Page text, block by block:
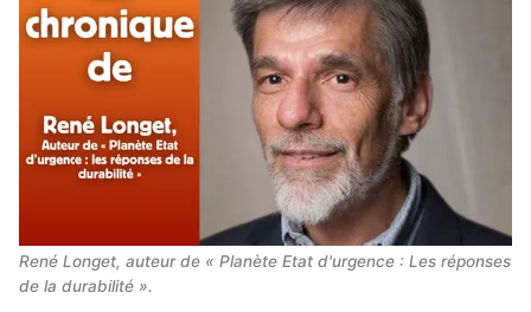
René Longet, auteur de « Planète Etat d'urgence : Les réponses
de la durabilité ».